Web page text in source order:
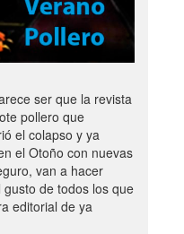
ser que la revista
pollero que
el colapso y ya
el Otoño con nuevas
van a hacer
de todos los que
editorial de ya